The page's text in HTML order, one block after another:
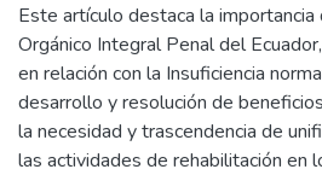
Este artículo destaca la
Orgánico Integral Penal del
en relación con la Insuficiencia
desarrollo y resolución de
la necesidad y trascendencia de
las actividades de rehabilitación en